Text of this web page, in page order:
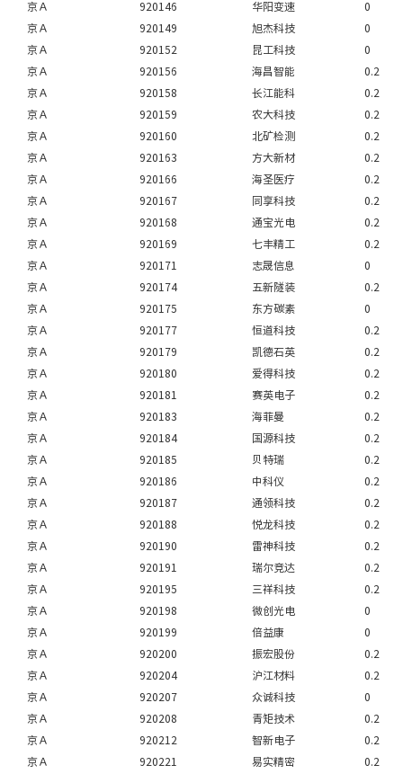
京Ａ
920146 华阳变速
0
京Ａ
920149 旭杰科技
0
京Ａ
920152 昆工科技
0
京Ａ
920156 海昌智能
0.2
京Ａ
920158 长江能科
0.2
京Ａ
920159 农大科技
0.2
京Ａ
920160 北矿检测
0.2
京Ａ
920163 方大新材
0.2
京Ａ
920166 海圣医疗
0.2
京Ａ
920167 同享科技
0.2
京Ａ
920168 通宝光电
0.2
京Ａ
920169 七丰精工
0.2
京Ａ
920171 志晟信息
0
京Ａ
920174 五新隧装
0.2
京Ａ
920175 东方碳素
0
京Ａ
920177 恒道科技
0.2
京Ａ
920179 凯德石英
0.2
京Ａ
920180 爱得科技
0.2
京Ａ
920181 赛英电子
0.2
京Ａ
920183 海菲曼
0.2
京Ａ
920184 国源科技
0.2
京Ａ
920185 贝特瑞
0.2
京Ａ
920186 中科仪
0.2
京Ａ
920187 通领科技
0.2
京Ａ
920188 悦龙科技
0.2
京Ａ
920190 雷神科技
0.2
京Ａ
920191 瑞尔竞达
0.2
京Ａ
920195 三祥科技
0.2
京Ａ
920198 微创光电
0
京Ａ
920199 倍益康
0
京Ａ
920200 振宏股份
0.2
京Ａ
920204 沪江材料
0.2
京Ａ
920207 众诚科技
0
京Ａ
920208 青矩技术
0.2
京Ａ
920212 智新电子
0.2
京Ａ
920221 易实精密
0.2